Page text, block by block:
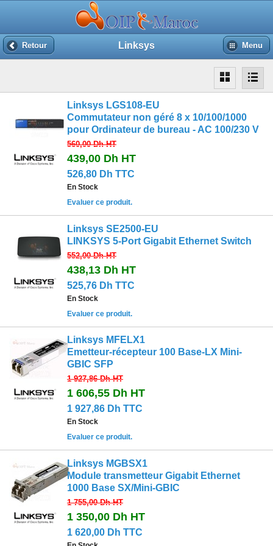
Retour Linksys Menu
Linksys LGS108-EU
Commutateur non géré 8 x 10/100/1000
pour Ordinateur de bureau - AC 100/230 V
560,00 DhHT
439,00 Dh HT
526,80 Dh TTC
En Stock
Evaluer ce produit.
Linksys SE2500-EU
LINKSYS 5-Port Gigabit Ethernet Switch
552,00 DhHT
438,13 Dh HT
525,76 Dh TTC
En Stock
Evaluer ce produit.
Linksys MFELX1
Emetteur-récepteur 100 Base-LX Mini-
GBIC SFP
1 927,86 DhHT
1 606,55 Dh HT
1 927,86 Dh TTC
En Stock
Evaluer ce produit.
Linksys MGBSX1
Module transmetteur Gigabit Ethernet
1000 Base SX/Mini-GBIC
1 755,00 DhHT
1 350,00 Dh HT
1 620,00 Dh TTC